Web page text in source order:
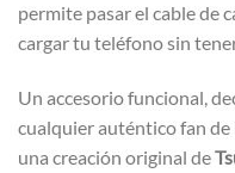
permite pasar el cable de
cargar tu teléfono sin
Un accesorio funcional,
cualquier auténtico fan de
una creación original de